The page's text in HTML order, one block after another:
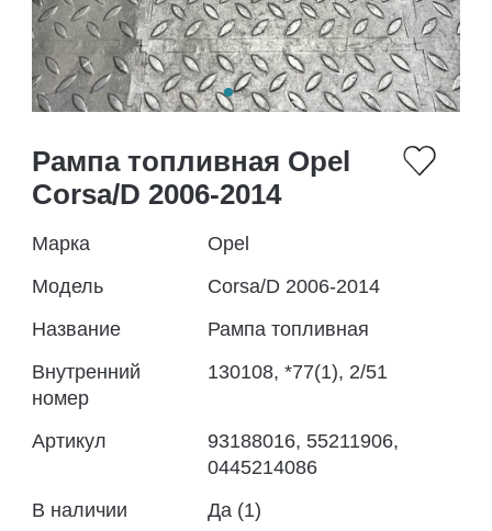
Рампа топливная Opel
Corsa/D 2006-2014
Марка
Opel
Модель
Corsa/D 2006-2014
Название
Рампа топливная
Внутренний
номер
130108, *77(1), 2/51
Артикул
93188016, 55211906,
0445214086
В наличии
Да (1)